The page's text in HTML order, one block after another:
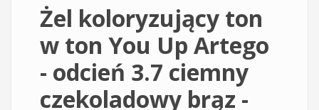
Żel koloryzujący ton
w ton You Up Artego
- odcień 3.7 ciemny
czekoladowy brąz -